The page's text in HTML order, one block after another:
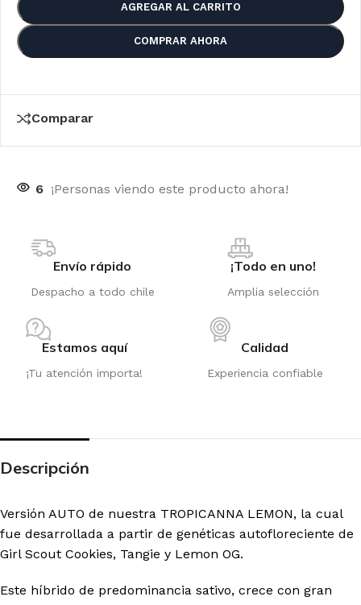
AGREGAR AL CARRITO
COMPRAR AHORA
Comparar
6 ¡Personas viendo este producto ahora!
Envío rápido
Despacho a todo chile
¡Todo en uno!
Amplia selección
Estamos aquí
¡Tu atención importa!
Calidad
Experiencia confiable
Descripción
Versión AUTO de nuestra TROPICANNA LEMON, la cual
fue desarrollada a partir de genéticas autofloreciente de
Girl Scout Cookies, Tangie y Lemon OG.
Este híbrido de predominancia sativo, crece con gran